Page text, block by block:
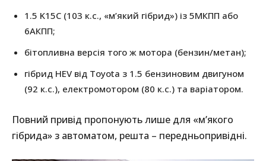
1.5 K15C (103 к.с., «м’який гібрид») із 5МКПП або
6АКПП;
бітопливна версія того ж мотора (бензин/метан);
гібрид HEV від Toyota з 1.5 бензиновим двигуном
(92 к.с.), електромотором (80 к.с.) та варіатором.
Повний привід пропонують лише для «м’якого
гібрида» з автоматом, решта – передньопривідні.